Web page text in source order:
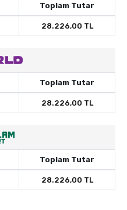
Toplam Tutar
28.226,00 TL
Toplam Tutar
28.226,00 TL
Toplam Tutar
28.226,00 TL